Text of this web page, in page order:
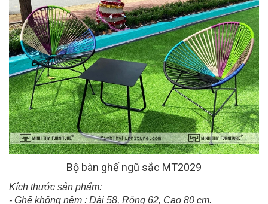
Bộ bàn ghế ngũ sắc MT2029
Kích thước sản phẩm:
- Ghế không nệm : Dài 58, Rộng 62, Cao 80 cm.